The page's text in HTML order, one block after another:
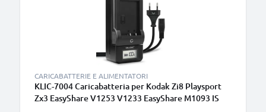
CARICABATTERIE E ALIMENTATORI
KLIC-7004 Caricabatteria per Kodak Zi8 Playsport
Zx3 EasyShare V1253 V1233 EasyShare M1093 IS